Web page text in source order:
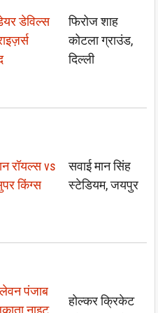
डेविल्स
फिरोज शाह
कोटला ग्राउंड,
दिल्ली
रॉयल्स vs
किंग्स
सवाई मान सिंह
स्टेडियम, जयपुर
पंजाब
नाइट
होल्कर क्रिकेट